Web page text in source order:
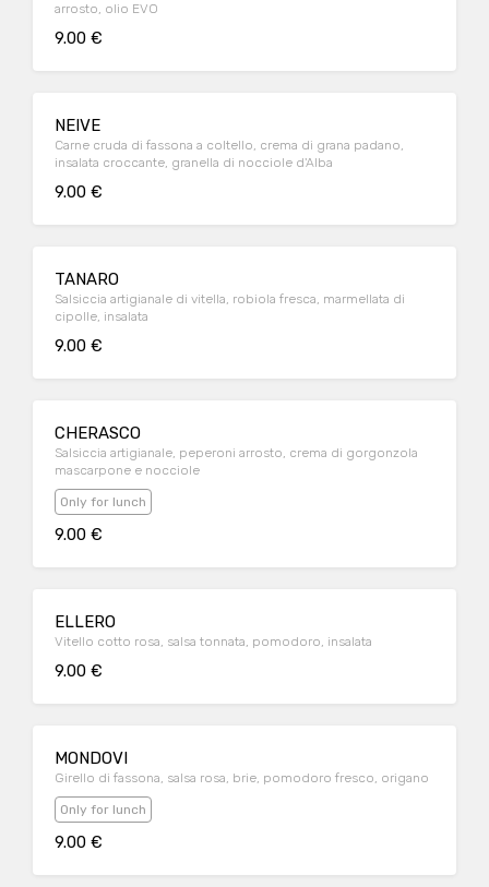
arrosto, olio EVO
9.00 €
NEIVE
Carne cruda di fassona a coltello, crema di grana padano,
insalata croccante, granella di nocciole d'Alba
9.00 €
TANARO
Salsiccia artigianale di vitella, robiola fresca, marmellata di
cipolle, insalata
9.00 €
CHERASCO
Salsiccia artigianale, peperoni arrosto, crema di gorgonzola
mascarpone e nocciole
Only for lunch
9.00 €
ELLERO
Vitello cotto rosa, salsa tonnata, pomodoro, insalata
9.00 €
MONDOVI
Girello di fassona, salsa rosa, brie, pomodoro fresco, origano
Only for lunch
9.00 €